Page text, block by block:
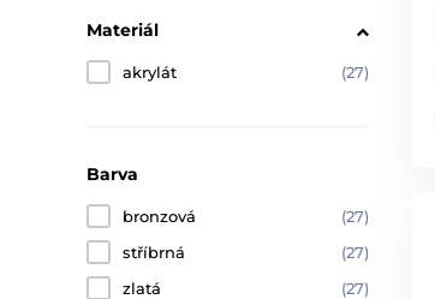
Materiál
akrylát (27)
Barva
bronzová
(27)
stříbrná
(27)
zlatá
(27)